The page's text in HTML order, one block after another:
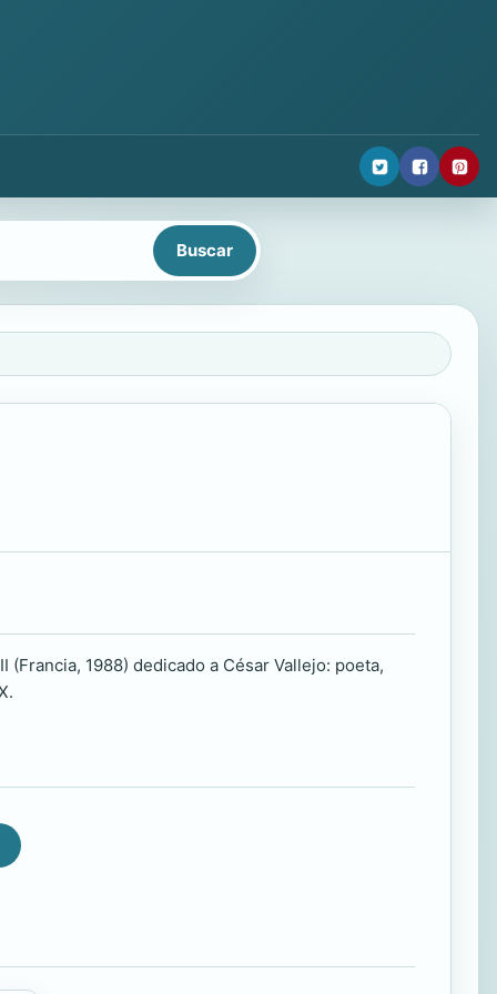
1988) dedicado a César Vallejo: poeta,